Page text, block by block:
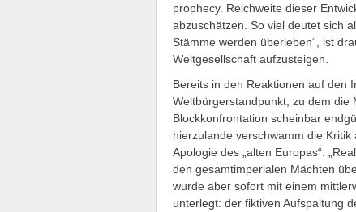
prophecy. Reichweite dieser
abzuschätzen. So viel deutet sich
Stämme werden überleben“, ist
Weltgesellschaft aufzusteigen.
Bereits in den Reaktionen auf den
Weltbürgerstandpunkt, zu dem die
Blockkonfrontation scheinbar
hierzulande verschwamm die
Apologie des „alten Europas“.
den gesamtimperialen Mächten
wurde aber sofort mit einem
unterlegt: der fiktiven Aufspaltung